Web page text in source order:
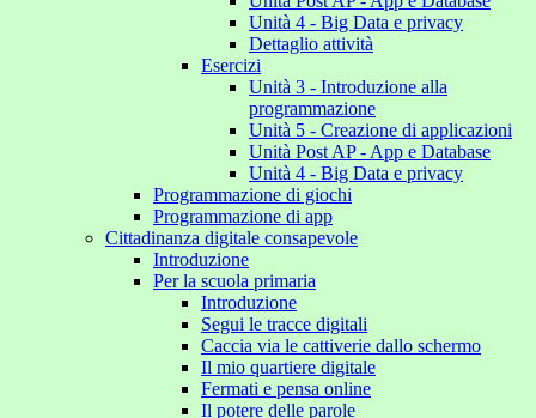
Unità 4 - Big Data e privacy
Dettaglio attività
Esercizi
Unità 3 - Introduzione alla
programmazione
Unità 5 - Creazione di applicazioni
Unità Post AP - App e Database
Unità 4 - Big Data e privacy
Programmazione di giochi
Programmazione di app
Cittadinanza digitale consapevole
Introduzione
Per la scuola primaria
Introduzione
Segui le tracce digitali
Caccia via le cattiverie dallo schermo
Il mio quartiere digitale
Fermati e pensa online
Il potere delle parole